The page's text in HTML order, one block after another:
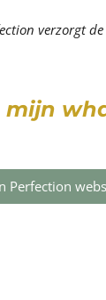
verzorgt
mijn
Perfection